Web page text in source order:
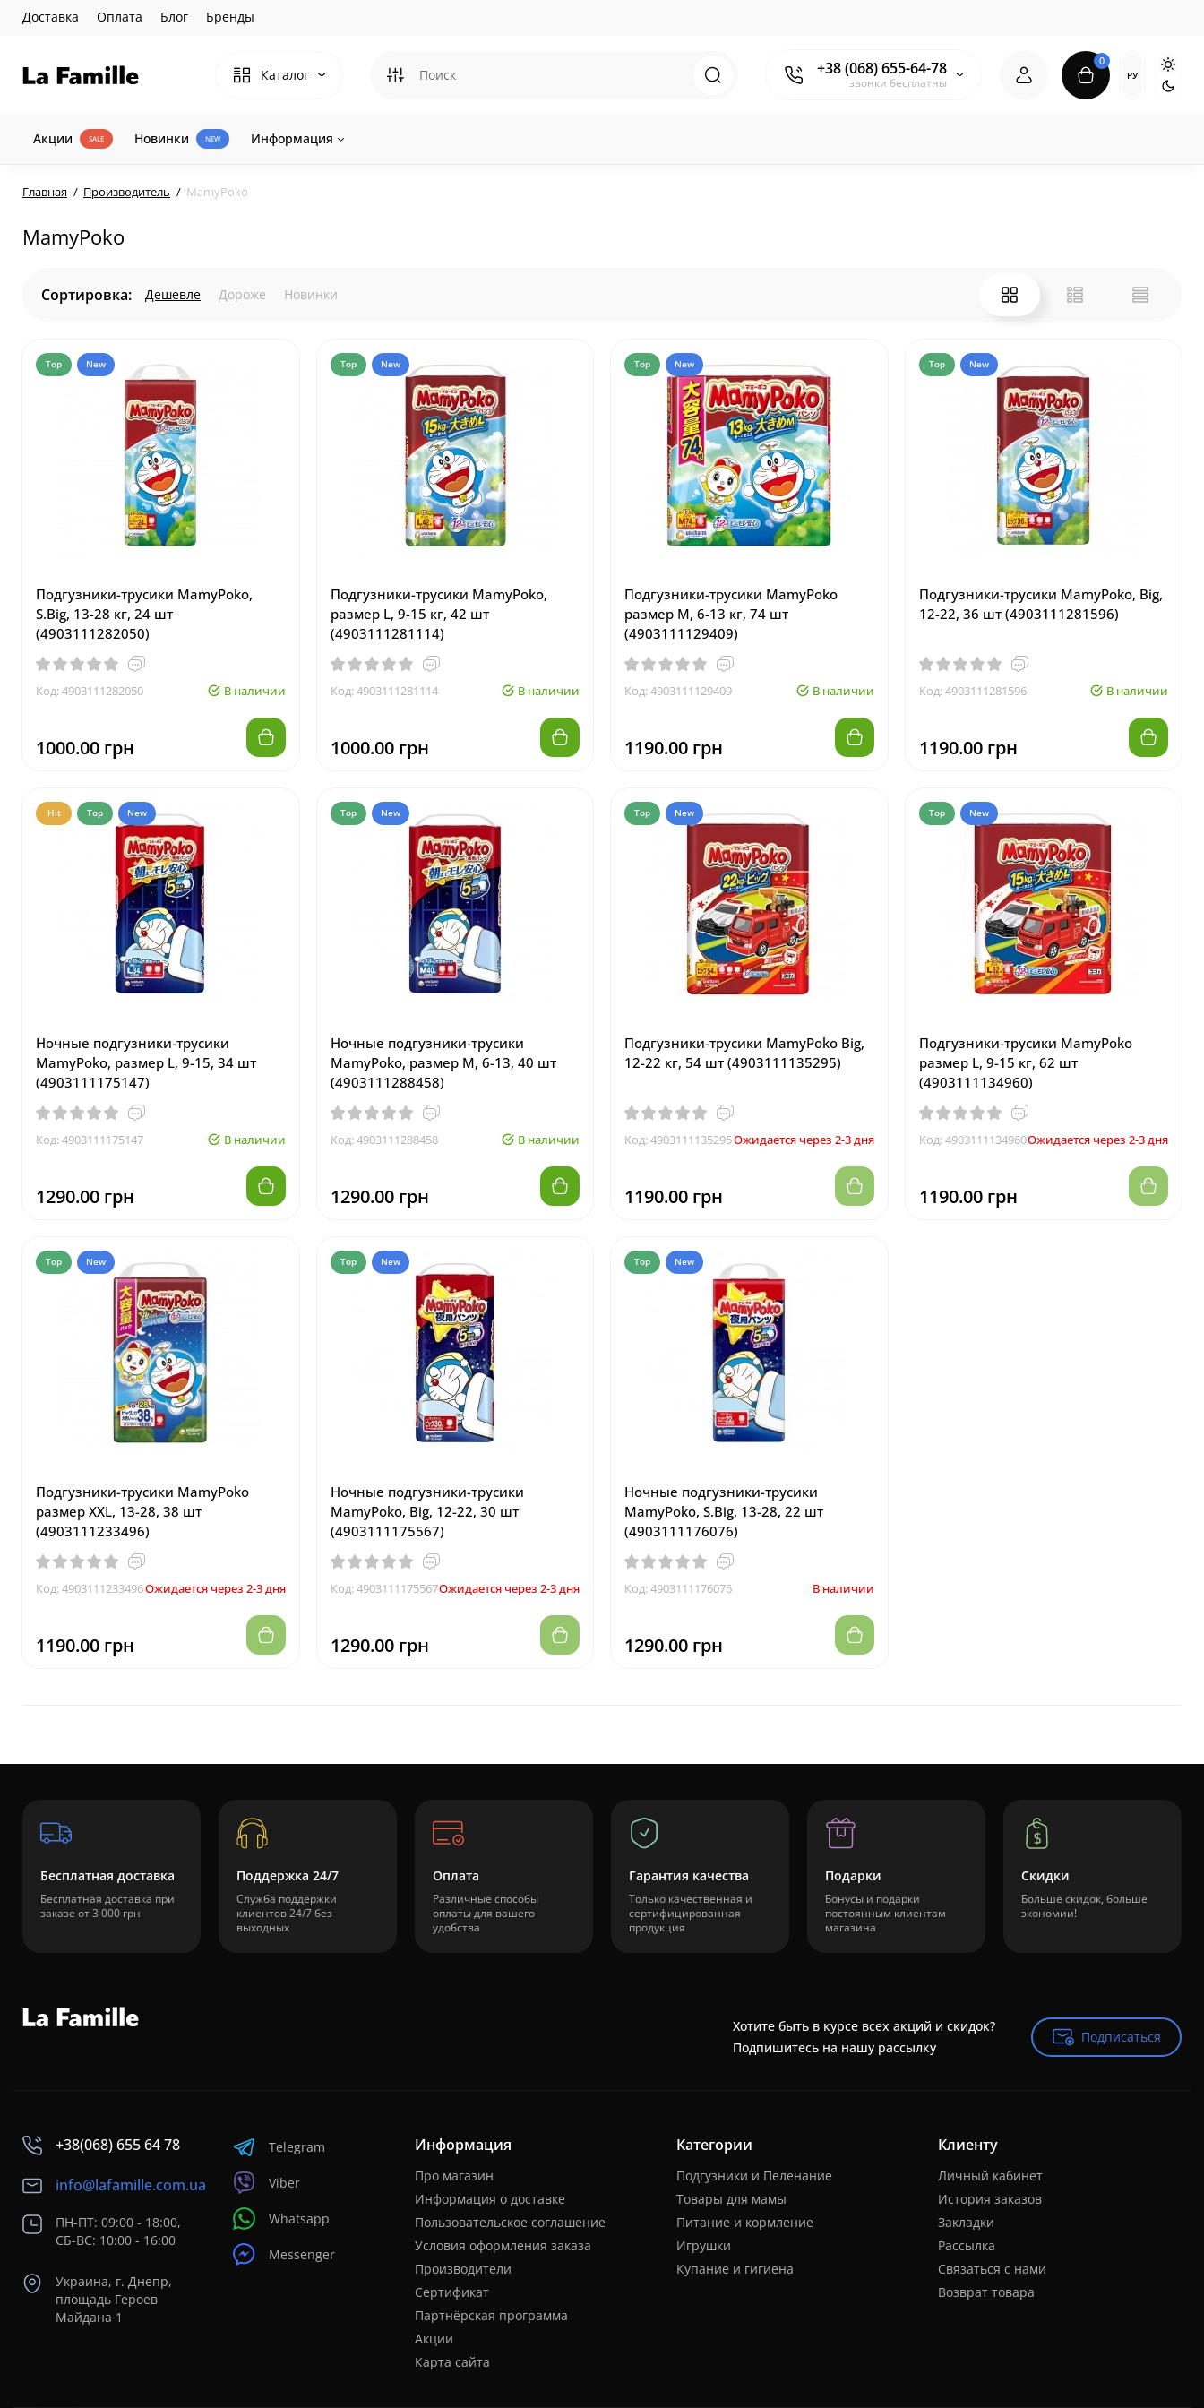
Доставка Оплата Блог Бренды
Каталог +38 (068) 655-64-78
звонки бесплатны
0
РУ
Акции SALE Новинки NEW Информация
Главная Производитель MamyPoko
MamyPoko
Сортировка: Дешевле Дороже Новинки
Top New
Подгузники-трусики MamyPoko,
S.Big, 13-28 кг, 24 шт
(4903111282050)
Код: 4903111282050 В наличии
1000.00 грн
Top New
Подгузники-трусики MamyPoko,
размер L, 9-15 кг, 42 шт
(4903111281114)
Код: 4903111281114 В наличии
1000.00 грн
Top New
Подгузники-трусики MamyPoko
размер M, 6-13 кг, 74 шт
(4903111129409)
Код: 4903111129409 В наличии
1190.00 грн
Top New
Подгузники-трусики MamyPoko, Big,
12-22, 36 шт (4903111281596)
Код: 4903111281596 В наличии
1190.00 грн
Hit Top New
Ночные подгузники-трусики
MamyPoko, размер L, 9-15, 34 шт
(4903111175147)
Код: 4903111175147 В наличии
1290.00 грн
Top New
Ночные подгузники-трусики
MamyPoko, размер M, 6-13, 40 шт
(4903111288458)
Код: 4903111288458 В наличии
1290.00 грн
Top New
Подгузники-трусики MamyPoko Big,
12-22 кг, 54 шт (4903111135295)
Код: 4903111135295Ожидается через 2-3 дня
1190.00 грн
Top New
Подгузники-трусики MamyPoko
размер L, 9-15 кг, 62 шт
(4903111134960)
Код: 4903111134960Ожидается через 2-3 дня
1190.00 грн
Top New
Подгузники-трусики MamyPoko
размер XXL, 13-28, 38 шт
(4903111233496)
Код: 4903111233496Ожидается через 2-3 дня
1190.00 грн
Top New
Ночные подгузники-трусики
MamyPoko, Big, 12-22, 30 шт
(4903111175567)
Код: 4903111175567Ожидается через 2-3 дня
1290.00 грн
Top New
Ночные подгузники-трусики
MamyPoko, S.Big, 13-28, 22 шт
(4903111176076)
Код: 4903111176076 В наличии
1290.00 грн
Бесплатная доставка
Бесплатная доставка при
заказе от 3 000 грн
Поддержка 24/7
Служба поддержки
клиентов 24/7 без
выходных
Оплата
Различные способы
оплаты для вашего
удобства
Гарантия качества
Только качественная и
сертифицированная
продукция
Подарки
Бонусы и подарки
постоянным клиентам
магазина
Скидки
Больше скидок, больше
экономии!
Хотите быть в курсе всех акций и скидок?
Подпишитесь на нашу рассылку
Подписаться
Подписаться
+38(068) 655 64 78
info@lafamille.com.ua
ПН-ПТ: 09:00 - 18:00,
СБ-ВС: 10:00 - 16:00
Украина, г. Днепр,
площадь Героев
Майдана 1
Telegram
Viber
Whatsapp
Messenger
Информация
Про магазин
Информация о доставке
Пользовательское соглашение
Условия оформления заказа
Производители
Сертификат
Партнёрская программа
Акции
Карта сайта
Категории
Подгузники и Пеленание
Товары для мамы
Питание и кормление
Игрушки
Купание и гигиена
Клиенту
Личный кабинет
История заказов
Закладки
Рассылка
Связаться с нами
Возврат товара